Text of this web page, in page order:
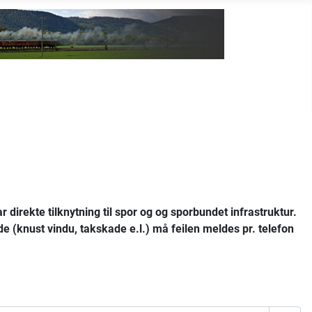
direkte tilknytning til spor og og sporbundet infrastruktur.
(knust vindu, takskade e.l.) må feilen meldes pr. telefon